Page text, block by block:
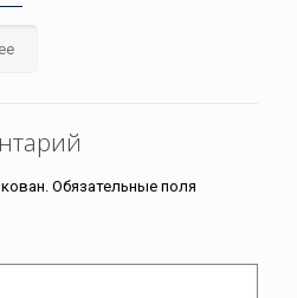
Обязательные поля